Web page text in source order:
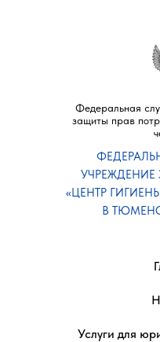
Федеральная
защиты прав
УЧРЕЖДЕНИЕ
«ЦЕНТР
В
Услуги для